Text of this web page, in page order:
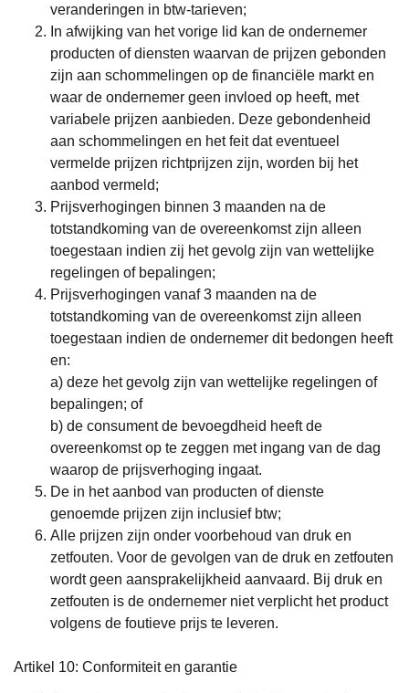
veranderingen in btw-tarieven;
In afwijking van het vorige lid kan de ondernemer
producten of diensten waarvan de prijzen gebonden
zijn aan schommelingen op de financiële markt en
waar de ondernemer geen invloed op heeft, met
variabele prijzen aanbieden. Deze gebondenheid
aan schommelingen en het feit dat eventueel
vermelde prijzen richtprijzen zijn, worden bij het
aanbod vermeld;
Prijsverhogingen binnen 3 maanden na de
totstandkoming van de overeenkomst zijn alleen
toegestaan indien zij het gevolg zijn van wettelijke
regelingen of bepalingen;
Prijsverhogingen vanaf 3 maanden na de
totstandkoming van de overeenkomst zijn alleen
toegestaan indien de ondernemer dit bedongen heeft
en:
a) deze het gevolg zijn van wettelijke regelingen of
bepalingen; of
b) de consument de bevoegdheid heeft de
overeenkomst op te zeggen met ingang van de dag
waarop de prijsverhoging ingaat.
De in het aanbod van producten of dienste
genoemde prijzen zijn inclusief btw;
Alle prijzen zijn onder voorbehoud van druk en
zetfouten. Voor de gevolgen van de druk en zetfouten
wordt geen aansprakelijkheid aanvaard. Bij druk en
zetfouten is de ondernemer niet verplicht het product
volgens de foutieve prijs te leveren.
Artikel 10: Conformiteit en garantie